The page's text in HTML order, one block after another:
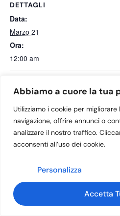
Abbiamo a cuore la tua
Utilizziamo i cookie per
navigazione, offrire annunci o
analizzare il nostro traffico.
acconsenti all’uso dei cookie.
Personalizza
Accetta
DETTAGLI
Data:
Marzo 21
Ora:
12:00 am
Aperitivo con l’Autore
1^
Home – NON
© 2026 - ProLoco